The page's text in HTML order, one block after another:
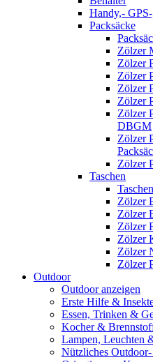
Handy,-
Packsäcke
Zölzer
Zölzer
Zölzer
Zölzer
Zölzer
Zölzer
DBGM
Zölzer
Zölzer
Taschen
Zölzer
Zölzer
Zölzer
Zölzer
Zölzer
Zölzer
Outdoor
Outdoor anzeigen
Erste Hilfe &
Essen, Trinken &
Kocher &
Lampen, Leuchten
Nützliches